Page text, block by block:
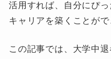
活用すれば、自分にぴっ
キャリアを築くことがで
この記事では、大学中